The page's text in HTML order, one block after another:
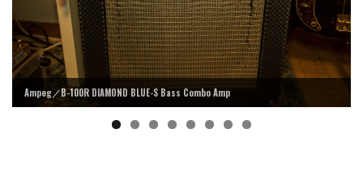
Ampeg／B-100R DIAMOND BLUE-S Bass Combo Amp